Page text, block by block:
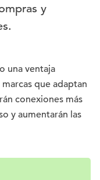
y
una ventaja
que adaptan
conexiones más
y aumentarán las